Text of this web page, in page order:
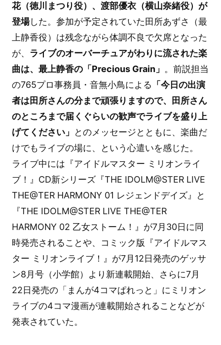
花（徳川まつり役）、渡部優衣（横山奈緒役）が
登場した。参加が予定されていた田所あずさ（最
上静香役）は残念ながら体調不良で欠席となった
が、
ライブのオーバーチュアがわりに流された楽
曲は、最上静香の「Precious Grain」 。前説担当
の765プロ事務員・音無小鳥による 「今日の出演
者は田所さんの分まで頑張りますので、田所さん
のところまで届くぐらいの歓声でライブを盛り上
げてください」
とのメッセージとともに、楽曲だ
けでもライブの場に、という心遣いを感じた。
ライブ中には『アイドルマスター ミリオンライ
ブ！』CD新シリーズ『THE IDOLM@STER LIVE
THE@TER HARMONY 01 レジェンドデイズ』と
『THE IDOLM@STER LIVE THE@TER
HARMONY 02 乙女ストーム！』が7月30日に同
時発売されることや、コミック版『アイドルマス
ター ミリオンライブ！』が7月12日発売のゲッサ
ン8月号（小学館）より新連載開始、さらに7月
22日発売の「まんが4コマぱれっと」にミリオン
ライブの4コマ漫画が連載開始されることなどが
発表されていた。